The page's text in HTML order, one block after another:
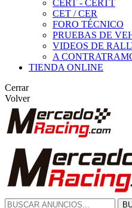
CERT - CERTT
CET / CER
FORO TÉCNICO
PRUEBAS DE
VIDEOS DE
A
TIENDA ONLINE
Cerrar
Volver